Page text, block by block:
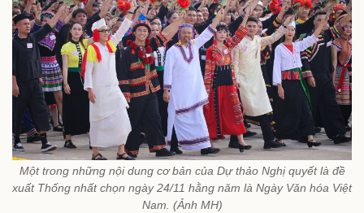
Một trong những nội dung cơ bản của Dự thảo Nghị quyết là đề
xuất Thống nhất chọn ngày 24/11 hằng năm là Ngày Văn hóa Việt
Nam. (Ảnh MH)